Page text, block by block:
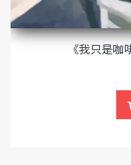
《我只是